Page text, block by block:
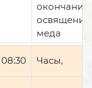
окончании
освящение
меда
08:30 Часы,